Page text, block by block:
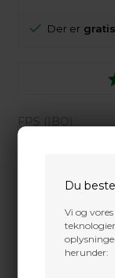
Du
Vi og
herunder:
Der er
FPS (IBO)
Draw Length
Draw Weight